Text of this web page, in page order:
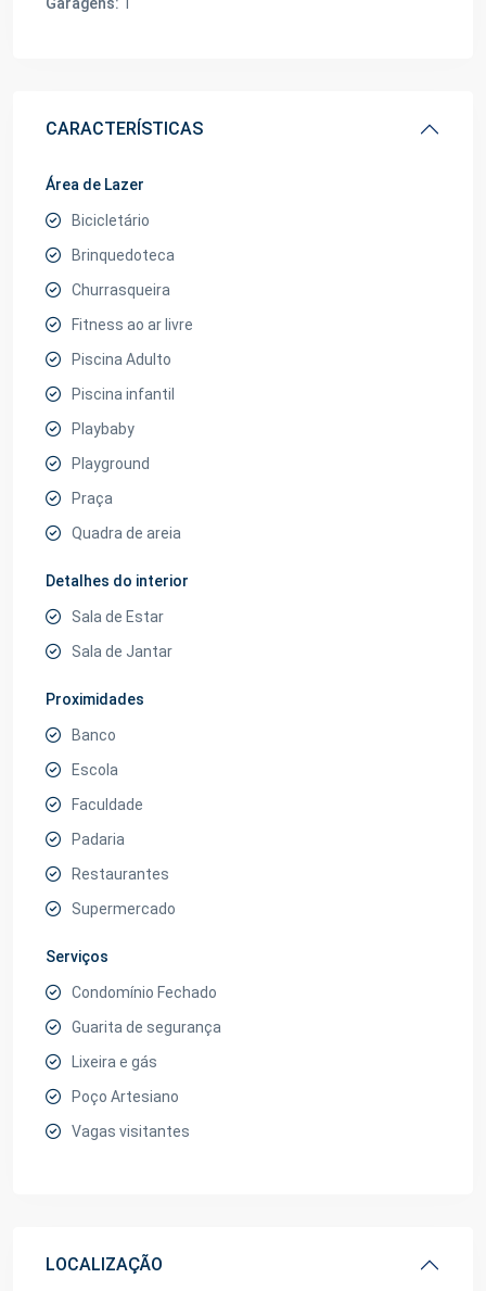
CARACTERÍSTICAS
Área de Lazer
Bicicletário
Brinquedoteca
Churrasqueira
Fitness ao ar livre
Piscina Adulto
Piscina infantil
Playbaby
Playground
Praça
Quadra de areia
Detalhes do interior
Sala de Estar
Sala de Jantar
Proximidades
Banco
Escola
Faculdade
Padaria
Restaurantes
Supermercado
Serviços
Condomínio Fechado
Guarita de segurança
Lixeira e gás
Poço Artesiano
Vagas visitantes
LOCALIZAÇÃO